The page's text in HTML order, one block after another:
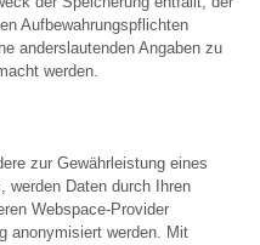
Aufbewahrungspflichten
anderslautenden Angaben zu
werden.
zur Gewährleistung eines
werden Daten durch Ihren
Webspace-Provider
anonymisiert werden. Mit